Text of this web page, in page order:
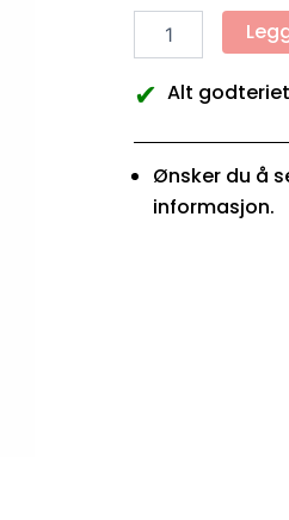
✔ Alt
Ønsker du å
informasjon.